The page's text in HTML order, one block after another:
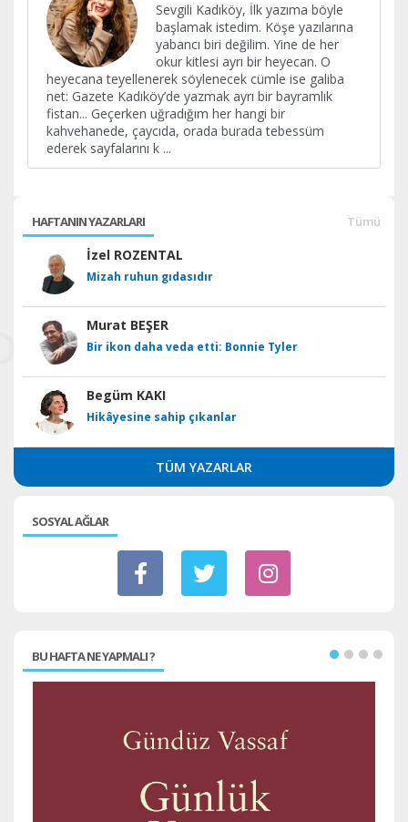
Sevgili Kadıköy, İlk yazıma böyle
başlamak istedim. Köşe yazılarına
yabancı biri değilim. Yine de her
okur kitlesi ayrı bir heyecan. O
heyecana teyellenerek söylenecek cümle ise galiba
net: Gazete Kadıköy’de yazmak ayrı bir bayramlık
fistan... Geçerken uğradığım her hangi bir
kahvehanede, çaycıda, orada burada tebessüm
ederek sayfalarını k ...
HAFTANIN YAZARLARI Tümü
İzel ROZENTAL
Mizah ruhun gıdasıdır
Murat BEŞER
Bir ikon daha veda etti: Bonnie Tyler
Begüm KAKI
Hikâyesine sahip çıkanlar
TÜM YAZARLAR
SOSYAL AĞLAR
BU HAFTA NE YAPMALI ?